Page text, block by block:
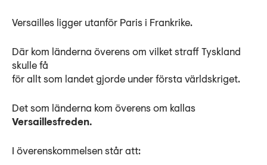
Versailles ligger utanför Paris i Frankrike.
Där kom länderna överens om vilket straff Tyskland
skulle få
för allt som landet gjorde under första världskriget.
Det som länderna kom överens om kallas
Versaillesfreden.
I överenskommelsen står att: